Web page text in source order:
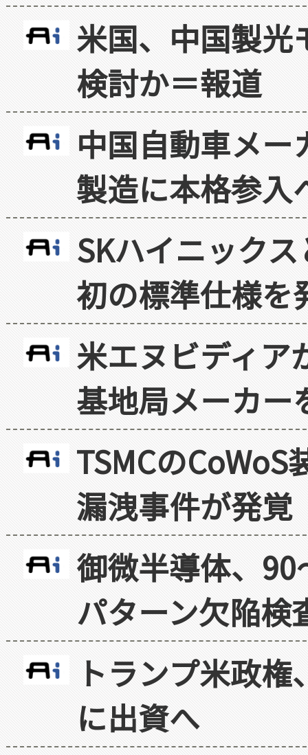
米国、中国製光
検討か＝報道
中国自動車メ
製造に本格参入
SKハイニック
初の標準仕様を
米エヌビディア
基地局メーカー
TSMCの
漏洩事件が発覚
御微半導体、
パターン欠陥検
トランプ米政
に出資へ